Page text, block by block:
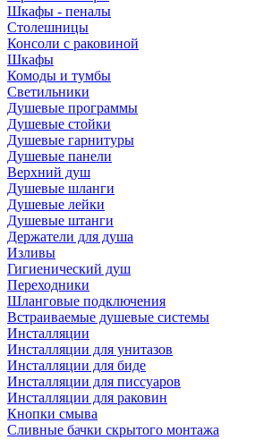
Шкафы - пеналы
Столешницы
Консоли с раковиной
Шкафы
Комоды и тумбы
Светильники
Душевые программы
Душевые стойки
Душевые гарнитуры
Душевые панели
Верхний душ
Душевые шланги
Душевые лейки
Душевые штанги
Держатели для душа
Изливы
Гигиенический душ
Переходники
Шланговые подключения
Встраиваемые душевые системы
Инсталляции
Инсталляции для унитазов
Инсталляции для биде
Инсталляции для писсуаров
Инсталляции для раковин
Кнопки смыва
Сливные бачки скрытого монтажа